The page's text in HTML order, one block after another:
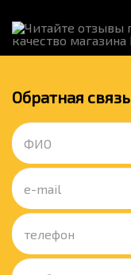
Обратная связь